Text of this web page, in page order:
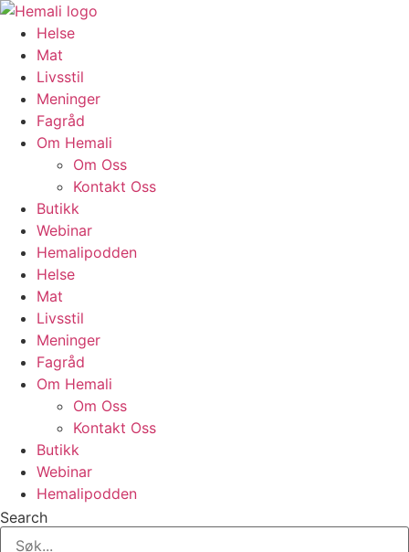
Skip
content
Helse
Mat
Livsstil
Meninger
Fagråd
Om Hemali
Om Oss
Kontakt Oss
Butikk
Webinar
Hemalipodden
Helse
Mat
Livsstil
Meninger
Fagråd
Om Hemali
Om Oss
Kontakt Oss
Butikk
Webinar
Hemalipodden
Search